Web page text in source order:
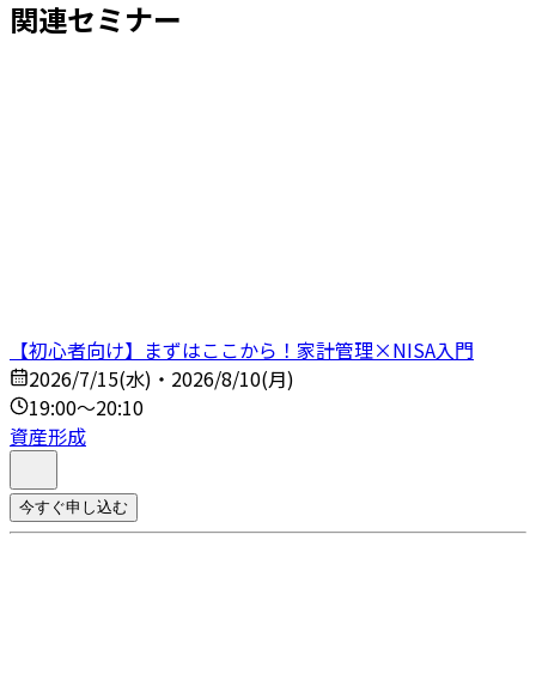
関連セミナー
【初心者向け】まずはここから！家計管理×NISA入門
2026/7/15(水)・2026/8/10(月)
19:00～20:10
資産形成
今すぐ申し込む